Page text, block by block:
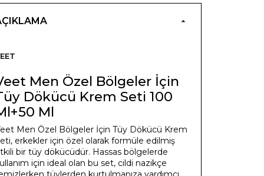
Men Özel Bölgeler İçin
Dökücü Krem Seti 100
Ml
Men Özel Bölgeler İçin Tüy Dökücü Krem
erkekler için özel olarak formüle edilmiş
bir tüy dökücüdür. Hassas bölgelerde
için ideal olan bu set, cildi nazikçe